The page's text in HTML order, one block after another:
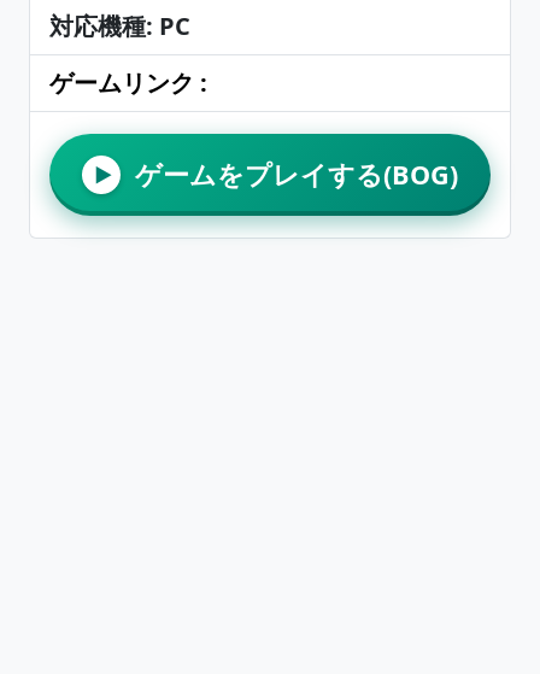
対応機種: PC
ゲームリンク :
▶ ゲームをプレイする(BOG)